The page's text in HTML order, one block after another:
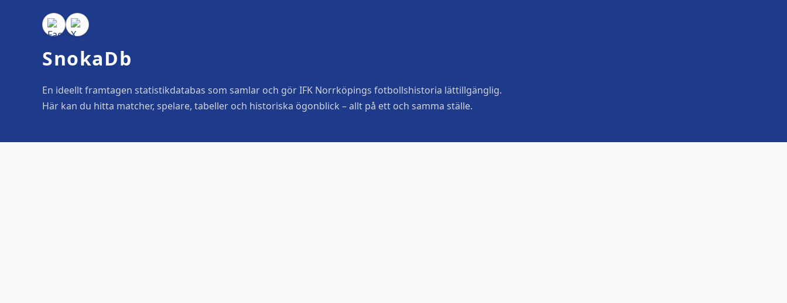
SnokaDb
En ideellt framtagen statistikdatabas som samlar och gör IFK Norrköpings fotbollshistoria lättillgänglig.
Här kan du hitta matcher, spelare, tabeller och historiska ögonblick – allt på ett och samma ställe.